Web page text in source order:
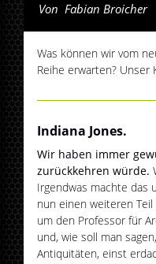
Von Fabian Broicher
Was können wir vom
Reihe erwarten? Unser
Indiana Jones.
Wir haben immer
zurückkehren würde.
Irgendwas machte das
nun einen weiteren
um den Professor für
und, wie soll man
Antiquitäten, einst